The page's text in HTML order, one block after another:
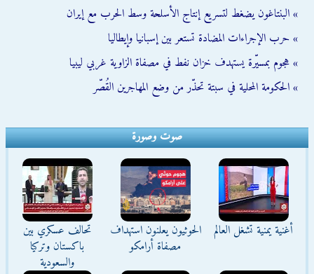
» البنتاغون يضغط لتسريع إنتاج الأسلحة وسط الحرب مع إيران
» حرب الإجراءات المضادة تستعر بين إسبانيا وإيطاليا
» هجوم بمسيّرة يستهدف خزان نفط في مصفاة الزاوية غربي ليبيا
» الحكومة المحلية في سبتة تحذّر من وضع المهاجرين القُصّر
صوت وصورة
أغنية يمنية تشغل العالم
الحوثيون يعلنون استهداف
مصفاة أرامكو
تحالف عسكري بين
باكستان وتركيا
والسعودية